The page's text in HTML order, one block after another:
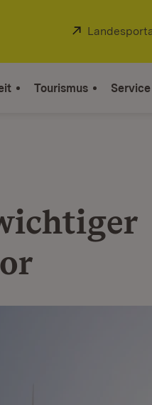
Extern:
Tourismus Service